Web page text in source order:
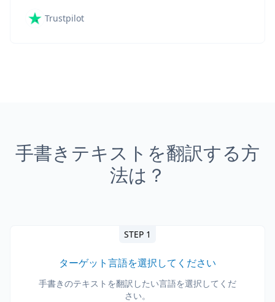
Trustpilot
手書きテキストを翻訳する方
法は？
STEP 1
ターゲット言語を選択してください
手書きのテキストを翻訳したい言語を選択してくだ
さい。